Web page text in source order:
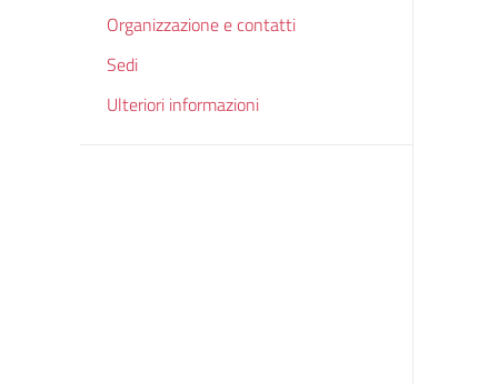
Organizzazione e contatti
Sedi
Ulteriori informazioni